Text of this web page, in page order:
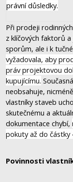
právní důsledky.
Při prodeji
z klíčových faktorů
sporům, ale i k
vyžadovala, aby
práv projektovou
kupujícímu.
neobsahuje,
vlastníky staveb
skutečnému a
dokumentace chybí,
pokuty až do částky
Povinnosti